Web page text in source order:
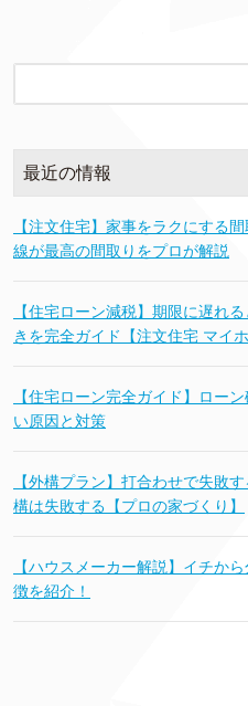
最近の情報
【注文住宅】家事をラクにする
線が最高の間取りをプロが解説
【住宅ローン減税】期限に遅れ
きを完全ガイド【注文住宅 マイ
【住宅ローン完全ガイド】ロー
い原因と対策
【外構プラン】打合わせで失敗
構は失敗する【プロの家づくり】
【ハウスメーカー解説】イチか
徴を紹介！